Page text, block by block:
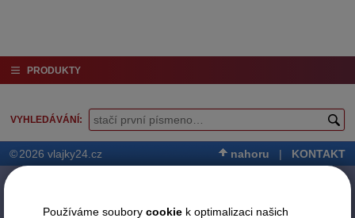
VYHLEDÁVÁNÍ
PRODUKTY
©2026 vlajky24.cz nahoru | KONTAKT
Používáme soubory cookie k optimalizaci našich